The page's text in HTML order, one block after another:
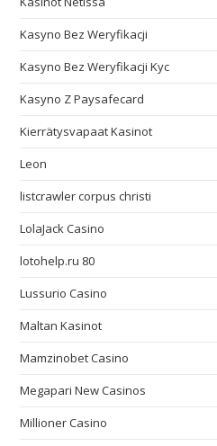
Kasyno Bez Weryfikacji
Kasyno Bez Weryfikacji Kyc
Kasyno Z Paysafecard
Kierrätysvapaat Kasinot
Leon
listcrawler corpus christi
LolaJack Casino
lotohelp.ru 80
Lussurio Casino
Maltan Kasinot
Mamzinobet Casino
Megapari New Casinos
Millioner Casino